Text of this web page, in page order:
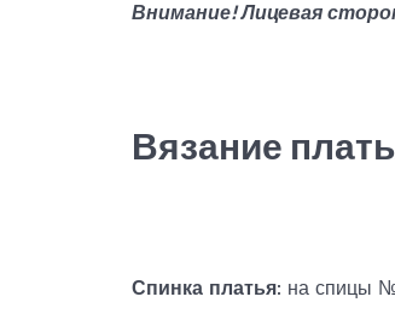
Внимание!Лицевая
Вязание
Спинка платья: на спицы №